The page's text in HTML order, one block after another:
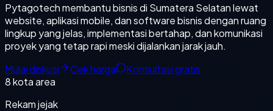
Pytagotech membantu bisnis di Sumatera Selatan lewat
website, aplikasi mobile, dan software bisnis dengan ruang
lingkup yang jelas, implementasi bertahap, dan komunikasi
proyek yang tetap rapi meski dijalankan jarak jauh.
Mulai diskusi
Cek harga
Konsultasi gratis
8kota area
Rekam jejak